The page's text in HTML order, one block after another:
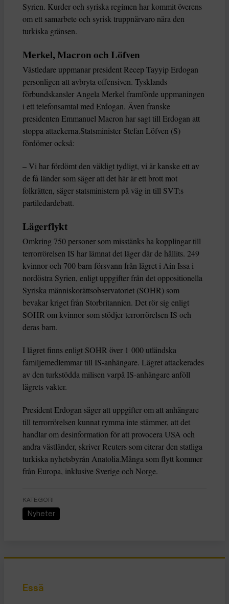
Syrien. Kurder och syriska regimen har kommit överens
om ett samarbete och syrisk truppnärvaro nära den
turkiska gränsen.
Merkel, Macron och Löfven
Västledare uppmanar president Recep Tayyip Erdogan
personligen att avbryta offensiven. Tysklands
förbundskansler Angela Merkel framförde uppmaningen
i ett telefonsamtal med Erdogan. Även franske
presidenten Emmanuel Macron har sagt till Erdogan att
stoppa attackerna.Statsminister Stefan Löfven (S)
fördömer också:
– Vi har fördömt den väldigt tydligt, vi är kanske ett av
de få länder som säger att det här är ett brott mot
folkrätten, säger statsministern på väg in till SVT:s
partiledardebatt.
Lägerflykt
Omkring 750 personer som misstänks ha kopplingar till
terrorrörelsen IS har lämnat det läger där de hållits. 249
kvinnor och 700 barn försvann från lägret i Ain Issa i
nordöstra Syrien, enligt uppgifter från det oppositionella
Syriska människorättsobservatoriet (SOHR) som
bevakar kriget från Storbritannien. Det rör sig enligt
SOHR om kvinnor som stödjer terrorrörelsen IS och
deras barn.
I lägret finns enligt SOHR över 1 000 utländska
familjemedlemmar till IS-anhängare. Lägret attackerades
av den turkstödda milisen varpå IS-anhängare anföll
lägrets vakter.
President Erdogan säger att uppgifter om att anhängare
till terrorrörelsen kunnat rymma inte stämmer, att det
handlar om desinformation för att provocera USA och
andra västländer, skriver Reuters som citerar den statliga
turkiska nyhetsbyrån Anatolia.Många som flytt kommer
från Europa, inklusive Sverige och Norge.
KATEGORI
Nyheter
Essä